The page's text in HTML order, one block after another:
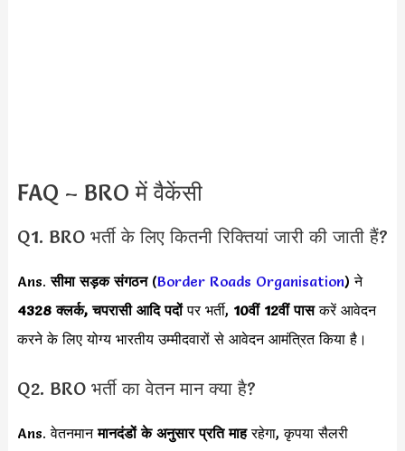
FAQ – BRO में वैकेंसी
Q1. BRO भर्ती के लिए कितनी रिक्तियां जारी की जाती हैं?
Ans.सीमा सड़क संगठन(Border Roads Organisation) ने
4328 क्लर्क, चपरासी आदि पदोंपर भर्ती, 10वीं 12वीं पासकरें आवेदन
करने के लिए योग्य भारतीय उम्मीदवारों से आवेदन आमंत्रित किया है।
Q2. BRO भर्ती का वेतन मान क्या है?
Ans. वेतनमानमानदंडों के अनुसारप्रति माहरहेगा, कृपया सैलरी